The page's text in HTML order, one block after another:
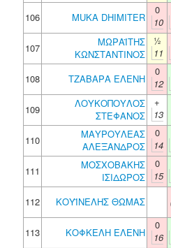
106
MUKA DHIMITER
0
10
107
ΜΩΡΑΪΤΗΣ
ΚΩΝΣΤΑΝΤΙΝΟΣ
½
11
108
ΤΖΑΒΑΡΑ ΕΛΕΝΗ
0
12
109
ΛΟΥΚΟΠΟΥΛΟΣ
ΣΤΕΦΑΝΟΣ
+
13
110
ΜΑΥΡΟΥΛΕΑΣ
ΑΛΕΞΑΝΔΡΟΣ
0
14
111
ΜΟΣΧΟΒΑΚΗΣ
ΙΣΙΔΩΡΟΣ
0
15
112
ΚΟΥΪΝΕΛΗΣ ΘΩΜΑΣ
113
ΚΟΦΚΕΛΗ ΕΛΕΝΗ
0
16